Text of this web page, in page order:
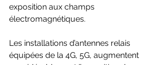
exposition aux champs
électromagnétiques.
Les installations d’antennes relais
équipées de la 4G, 5G, augmentent